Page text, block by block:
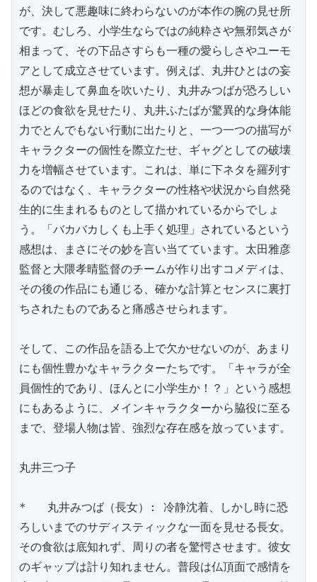
が、決して悪趣味に終わらないのが本作の腕の見せ所
です。むしろ、小学生ならではの純粋さや無邪気さが
相まって、その下品さすらも一種の愛らしさやユーモ
アとして成立させています。例えば、丸井ひとはの妄
想が暴走して鼻血を吹いたり、丸井みつばが恐ろしい
ほどの食欲を見せたり、丸井ふたばが驚異的な身体能
力でとんでもない行動に出たりと、一つ一つの描写が
キャラクターの個性を際立たせ、ギャグとしての破壊
力を増幅させています。これは、単に下ネタを羅列す
るのではなく、キャラクターの性格や状況から自然発
生的に生まれるものとして描かれているからでしょ
う。「バカバカしくも上手く処理」されているという
感想は、まさにその妙を言い当てています。太田雅彦
監督と大隈孝晴監督のチームが作り出すコメディは、
その後の作品にも通じる、確かな計算とセンスに裏打
ちされたものであると痛感させられます。
そして、この作品を語る上で欠かせないのが、あまり
にも個性豊かなキャラクターたちです。「キャラが全
員個性的であり、ほんとに小学生か！？」という感想
にもあるように、メインキャラクターから脇役に至る
まで、登場人物は皆、強烈な存在感を放っています。
丸井三つ子
*   丸井みつば（長女）: 冷静沈着、しかし時に恐
ろしいまでのサディスティックな一面を見せる長女。
その食欲は底知れず、周りの者を驚愕させます。彼女
のギャップは計り知れません。普段は仏頂面で感情を